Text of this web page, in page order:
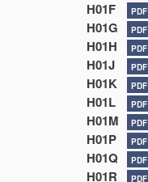
H01F PDF
H01G PDF
H01H PDF
H01J PDF
H01K PDF
H01L PDF
H01M PDF
H01P PDF
H01Q PDF
H01R PDF